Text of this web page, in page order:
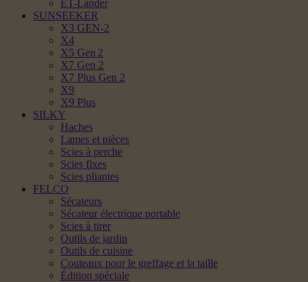
ET-Lander
SUNSEEKER
X3 GEN-2
X4
X5 Gen 2
X7 Gen 2
X7 Plus Gen 2
X9
X9 Plus
SILKY
Haches
Lames et pièces
Scies à perche
Scies fixes
Scies pliantes
FELCO
Sécateurs
Sécateur électrique portable
Scies à tirer
Outils de jardin
Outils de cuisine
Couteaux pour le greffage et la taille
Édition spéciale